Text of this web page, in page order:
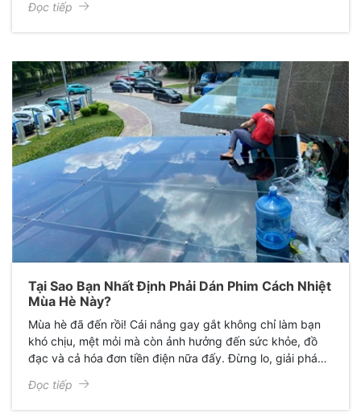
Đọc tiếp
Tại Sao Bạn Nhất Định Phải Dán Phim Cách Nhiệt
Mùa Hè Này?
Mùa hè đã đến rồi! Cái nắng gay gắt không chỉ làm bạn
khó chịu, mệt mỏi mà còn ảnh hưởng đến sức khỏe, đồ
đạc và cả hóa đơn tiền điện nữa đấy. Đừng lo, giải pháp
Dán Kính Gia Huy. Bài viết này sẽ giúp bạn hiểu rõ hơn về
những lợi ích tuyệt vời mà phim cách nhiệt mang lại, dù
Đọc tiếp